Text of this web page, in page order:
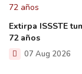
Extirpa ISSSTE
72 años
07 Aug 2026